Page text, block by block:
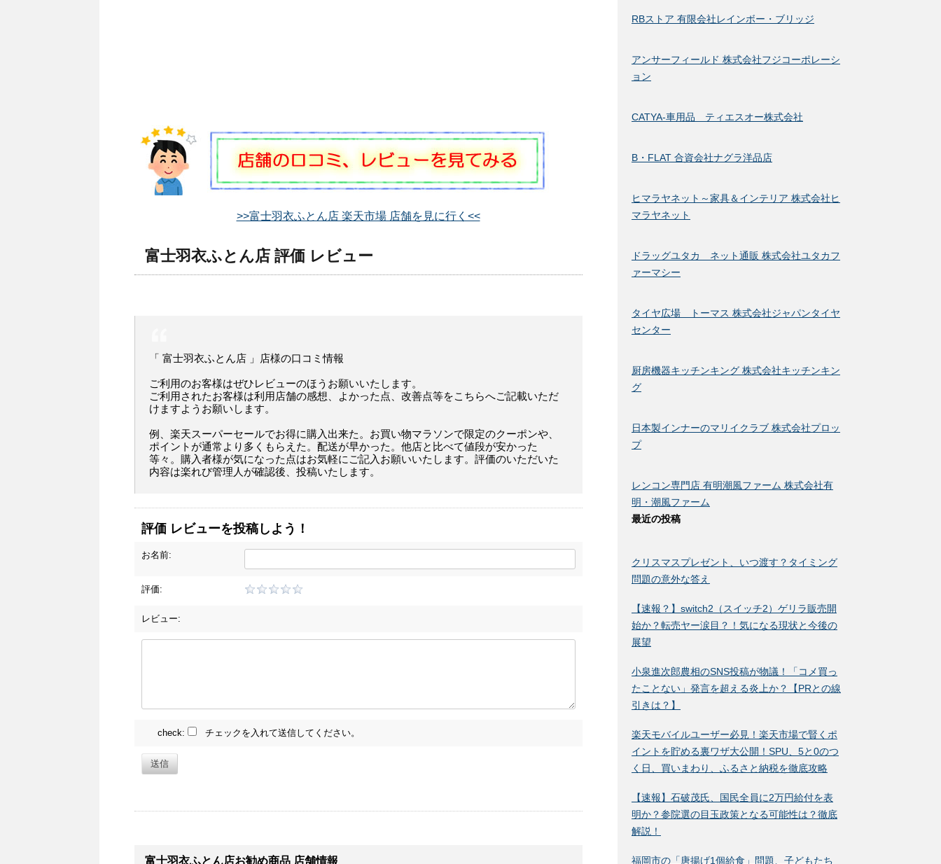
>>富士羽衣ふとん店 楽天市場 店舗を見に行く<<
富士羽衣ふとん店 評価 レビュー
「 富士羽衣ふとん店 」店様の口コミ情報
ご利用のお客様はぜひレビューのほうお願いいたします。
ご利用されたお客様は利用店舗の感想、よかった点、改善点等をこちらへご記載いただ
けますようお願いします。
例、楽天スーパーセールでお得に購入出来た。お買い物マラソンで限定のクーポンや、
ポイントが通常より多くもらえた。配送が早かった。他店と比べて値段が安かった
等々。購入者様が気になった点はお気軽にご記入お願いいたします。評価のいただいた
内容は楽れび管理人が確認後、投稿いたします。
評価 レビューを投稿しよう！
お名前:
評価:
レビュー:
check: チェックを入れて送信してください。
送信
富士羽衣ふとん店お勧め商品 店舗情報
RBストア 有限会社レインボー・ブリッジ
アンサーフィールド 株式会社フジコーポレーシ
ョン
CATYA-車用品 ティエスオー株式会社
B・FLAT 合資会社ナグラ洋品店
ヒマラヤネット～家具＆インテリア 株式会社ヒ
マラヤネット
ドラッグユタカ ネット通販 株式会社ユタカフ
ァーマシー
タイヤ広場 トーマス 株式会社ジャパンタイヤ
センター
厨房機器キッチンキング 株式会社キッチンキン
グ
日本製インナーのマリイクラブ 株式会社プロッ
プ
レンコン専門店 有明潮風ファーム 株式会社有
明・潮風ファーム
最近の投稿
クリスマスプレゼント、いつ渡す？タイミング
問題の意外な答え
【速報？】switch2（スイッチ2）ゲリラ販売開
始か？転売ヤー涙目？！気になる現状と今後の
展望
小泉進次郎農相のSNS投稿が物議！「コメ買っ
たことない」発言を超える炎上か？【PRとの線
引きは？】
楽天モバイルユーザー必見！楽天市場で賢くポ
イントを貯める裏ワザ大公開！SPU、5と0のつ
く日、買いまわり、ふるさと納税を徹底攻略
【速報】石破茂氏、国民全員に2万円給付を表
明か？参院選の目玉政策となる可能性は？徹底
解説！
福岡市の「唐揚げ1個給食」問題、子どもたち